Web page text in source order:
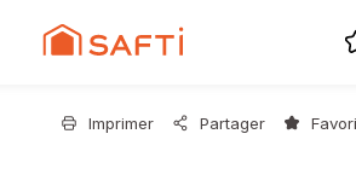
Imprimer Partager